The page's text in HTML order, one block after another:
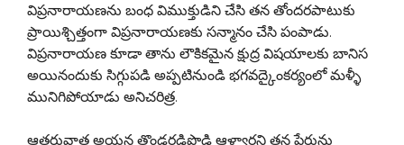
విప్రనారాయణను బంధ విముక్తుడిని చేసి తన తోందరపాటుకు
ప్రాయిశ్చిత్తంగా విప్రనారాయణకు సన్మానం చేసి పంపాడు.
విప్రనారాయణ కూడా తాను లౌకికమైన క్షుద్ర విషయాలకు బానిస
అయినందుకు సిగ్గుపడి అప్పటినుండి భగవద్కైంకర్యంలో మళ్ళీ
మునిగిపోయాడు అనిచరిత్ర.
ఆతరువాత అయన తొండరడిపొడి ఆళ్వార్లని తన పేరును